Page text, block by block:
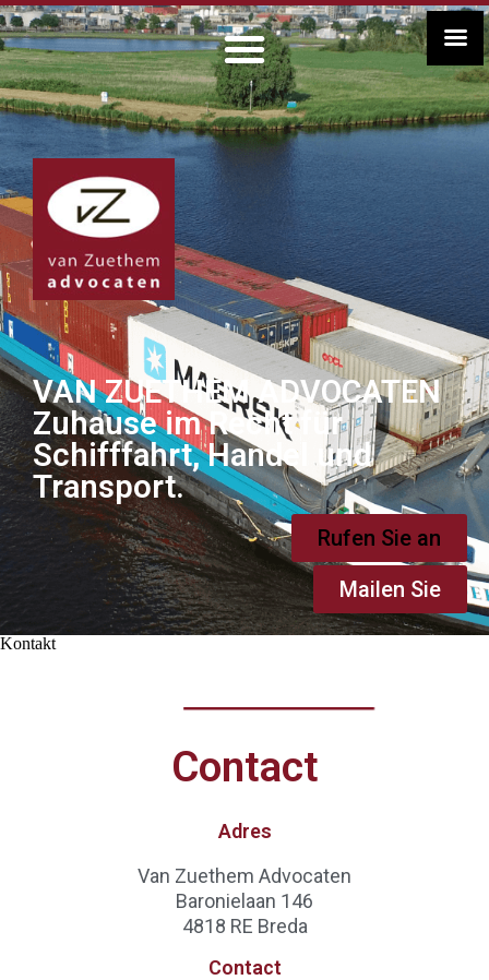
VAN ZUETHEM ADVOCATEN
Zuhause im Recht für
Schifffahrt, Handel und
Transport.
Rufen Sie an
Mailen Sie
Kontakt
Contact
Adres
Van Zuethem Advocaten
Baronielaan 146
4818 RE Breda
Contact